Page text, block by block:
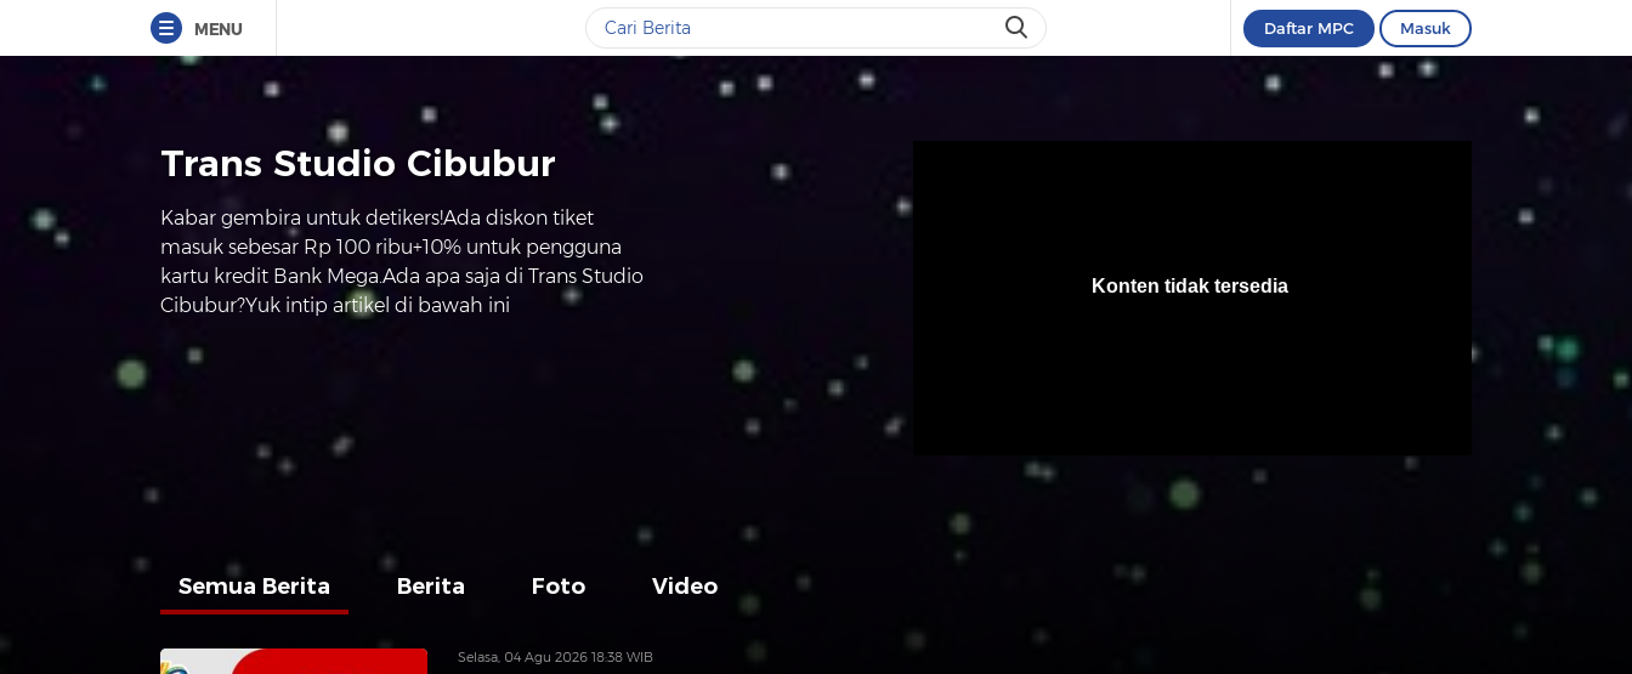
MENU Daftar MPC Masuk
Trans Studio Cibubur
Kabar gembira untuk detikers!Ada diskon tiket
masuk sebesar Rp 100 ribu+10% untuk pengguna
kartu kredit Bank Mega.Ada apa saja di Trans Studio
Cibubur?Yuk intip artikel di bawah ini
Semua Berita Berita Foto Video
Selasa, 04 Agu 2026 18:38 WIB